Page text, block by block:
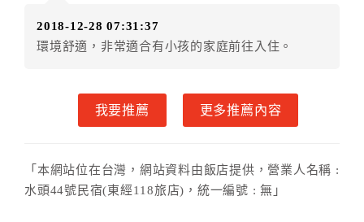
．訂單異動後，訂單費用總計小於原訂單費用總計時，
訂房者因故取消訂單辦理退款，依下列標準申辦：
◎住房日7天前辦理者，訂單費用扣除總計0%為手續費
◎住房日1天前辦理者，訂單費用扣除總計50%為手續費
◎住房日當日辦理者，訂單費用扣除總計100%為手續費
2018-12-28 07:31:37
環境舒適，非常適合有小孩的家庭前往入住。
我要推薦 更多推薦內容
「本網站位在台灣，網站資料由飯店提供，營業人名稱 :
水頭44號民宿(東經118旅店)，統一編號 : 無」